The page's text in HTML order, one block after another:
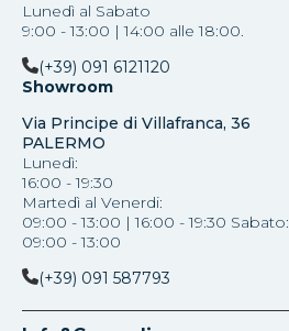
Lunedì al Sabato
9:00 - 13:00 | 14:00 alle 18:00.
(+39) 091 6121120
Showroom
Via Principe di Villafranca, 36
PALERMO
Lunedì:
16:00 - 19:30
Martedì al Venerdi:
09:00 - 13:00 | 16:00 - 19:30 Sabato:
09:00 - 13:00
(+39) 091 587793